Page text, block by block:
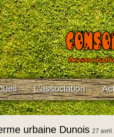
L’association
urbaine Dunois 27 avril